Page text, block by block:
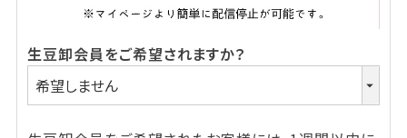
生豆卸会員をご希望されますか？